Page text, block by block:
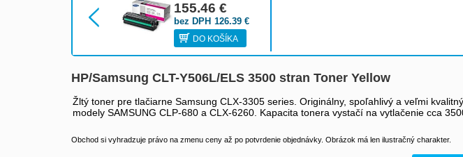
Toner Magenta
155.46 €
126.39 €
bez DPH
DO KOŠÍKA
HP/Samsung CLT-Y506L/ELS 3500 stran Toner Yellow
Žltý toner pre tlačiarne Samsung CLX-3305 series. Originálny, spoľahlivý a veľmi
modely SAMSUNG CLP-680 a CLX-6260. Kapacita tonera vystačí na vytlačenie cca
Obchod si vyhradzuje právo na zmenu ceny až po potvrdenie objednávky. Obrázok má len ilustračný charakter.